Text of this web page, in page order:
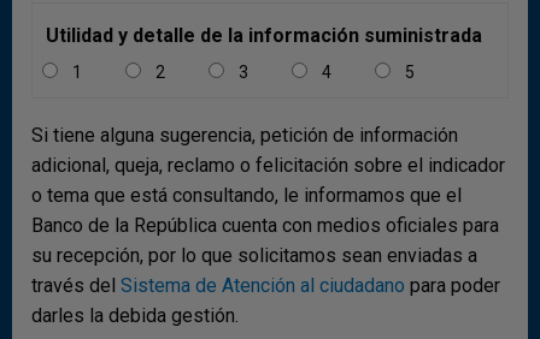
externo por concepto de préstamos e inversiones de
cartera y por la liquidación de depósitos en el exterior,
constituciones de activos externos de cartera.
Utilidad y detalle de la información suministrada
1 2 3 4 5
Si tiene alguna sugerencia, petición de información
adicional, queja, reclamo o felicitación sobre el indicador
o tema que está consultando, le informamos que el
Banco de la República cuenta con medios oficiales para
su recepción, por lo que solicitamos sean enviadas a
través del Sistema de Atención al ciudadano para poder
darles la debida gestión.